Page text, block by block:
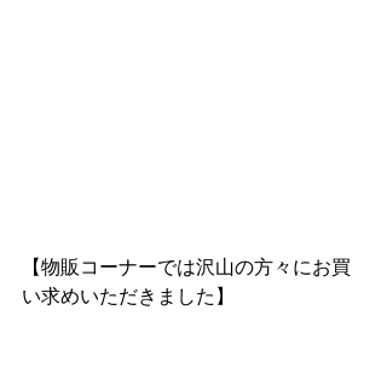
【物販コーナーでは沢山の方々にお買
い求めいただきました】